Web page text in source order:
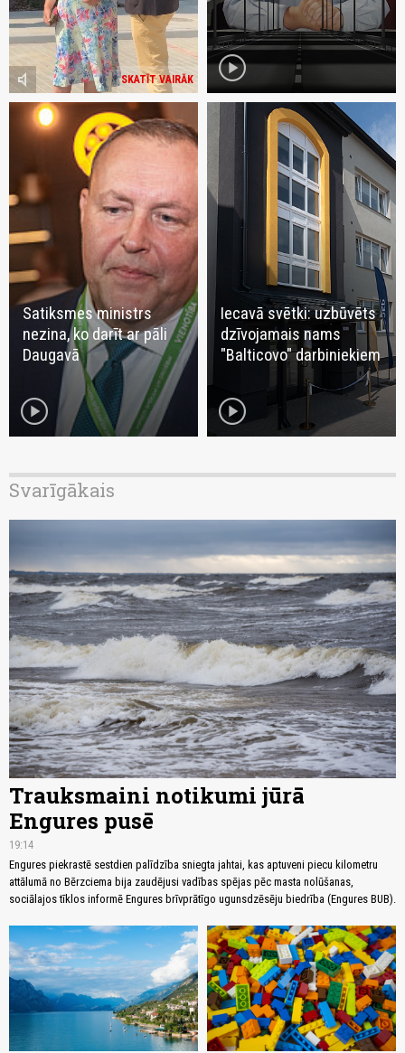
SKATĪT VAIRĀK
volume_mute play_circle
Satiksmes ministrs
nezina, ko darīt ar pāli
Daugavā
play_circle
Iecavā svētki: uzbūvēts
dzīvojamais nams
"Balticovo" darbiniekiem
play_circle
Svarīgākais
Trauksmaini notikumi jūrā
Engures pusē
19:14
Engures piekrastē sestdien palīdzība sniegta jahtai, kas aptuveni piecu kilometru
attālumā no Bērzciema bija zaudējusi vadības spējas pēc masta nolūšanas,
sociālajos tīklos informē Engures brīvprātīgo ugunsdzēsēju biedrība (Engures BUB).